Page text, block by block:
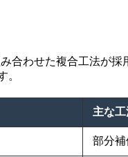
合わせた複合工法が
。
主な
部分